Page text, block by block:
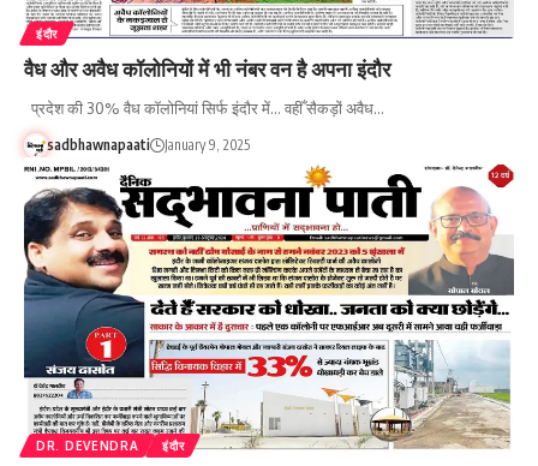
इंदौर
वैध और अवैध कॉलोनियों में भी नंबर वन है अपना इंदौर
प्रदेश की 30% वैध कॉलोनियां सिर्फ इंदौर में... वहीँ सैकड़ों अवैध…
sadbhawnapaati January 9, 2025
DR. DEVENDRA इंदौर